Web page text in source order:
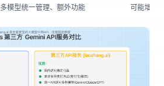
多模型统一管理、额外功能 可能增加